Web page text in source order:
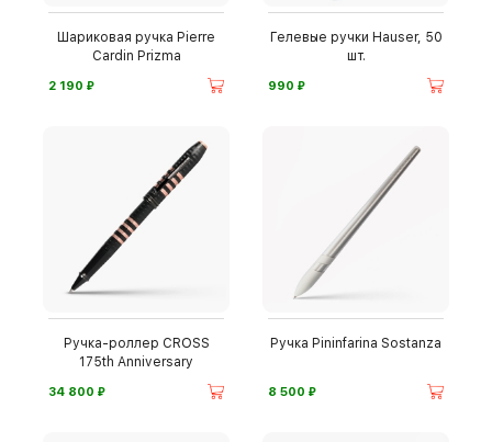
Шариковая ручка Pierre
Cardin Prizma
2 190 ⃏
Гелевые ручки Hauser, 50
шт.
990 ⃏
Ручка-роллер CROSS
175th Anniversary
34 800 ⃏
Ручка Pininfarina Sostanza
8 500 ⃏